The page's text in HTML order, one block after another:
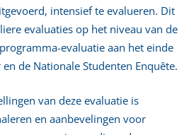
intensief te evalueren. Dit
evaluaties op het niveau van de
evaluatie aan het einde
de Nationale Studenten Enquête.
van deze evaluatie is
en aanbevelingen voor